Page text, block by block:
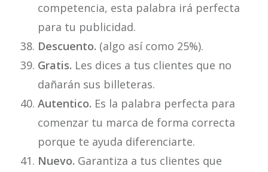
competencia, esta palabra irá perfecta
para tu publicidad.
Descuento. (algo así como 25%).
Gratis. Les dices a tus clientes que no
dañarán sus billeteras.
Autentico. Es la palabra perfecta para
comenzar tu marca de forma correcta
porque te ayuda diferenciarte.
Nuevo. Garantiza a tus clientes que